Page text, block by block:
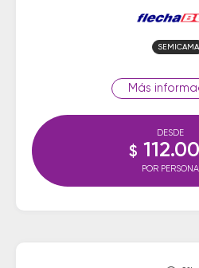
SEMICAMA
DESDE
$
POR PERSONA